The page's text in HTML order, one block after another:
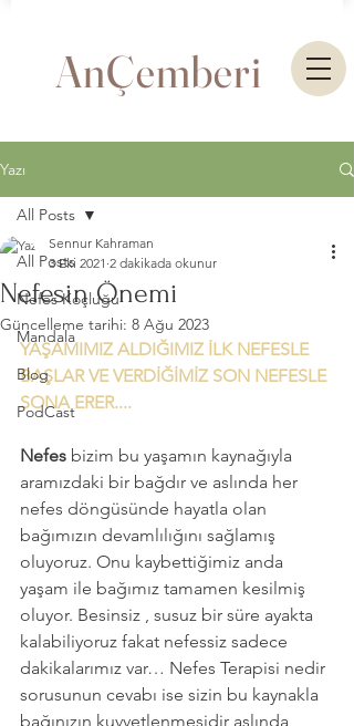
AnÇemberi
Yazı
All Posts
Nefes Koçluğu
Mandala
Blog
PodCast
All Posts
Nefesin Önemi
Sennur Kahraman
3 Eki 2021 2 dakikada okunur
Güncelleme tarihi: 8 Ağu 2023
YAŞAMIMIZ ALDIĞIMIZ İLK NEFESLE
BAŞLAR VE VERDİĞİMİZ SON NEFESLE
SONA ERER....
Nefes bizim bu yaşamın kaynağıyla
aramızdaki bir bağdır ve aslında her
nefes döngüsünde hayatla olan
bağımızın devamlılığını sağlamış
oluyoruz. Onu kaybettiğimiz anda
yaşam ile bağımız tamamen kesilmiş
oluyor. Besinsiz , susuz bir süre ayakta
kalabiliyoruz fakat nefessiz sadece
dakikalarımız var… Nefes Terapisi nedir
sorusunun cevabı ise sizin bu kaynakla
bağınızın kuvvetlenmesidir aslında